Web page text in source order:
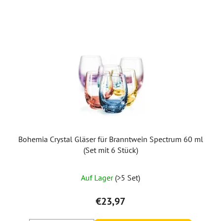
Bohemia Crystal Gläser für Branntwein Spectrum 60 ml
(Set mit 6 Stück)
durchschnittliche
Produktbewertung
ist
Auf Lager (>5 Set)
€23,97